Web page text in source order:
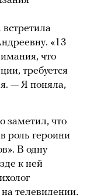
«13
что
требуется
— Я поняла,
заметил, что
роль героини
В одну
к ней
телевидении,